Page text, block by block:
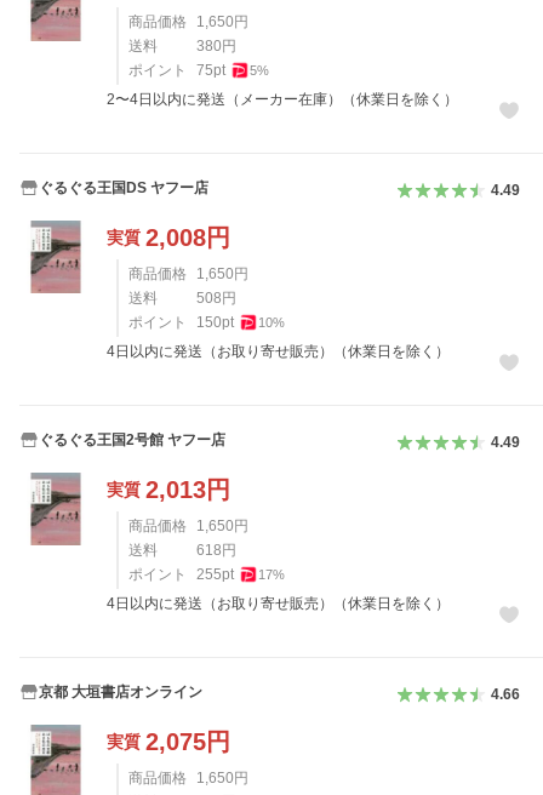
商品価格 1,650 円
送料
380 円
ポイント
75pt 5%
2〜4日以内に発送（メーカー在庫）（休業日を除く）
ぐるぐる王国DS ヤフー店 4.49
実質 2,008円
商品価格 1,650 円
送料
508 円
ポイント
150pt 10%
4日以内に発送（お取り寄せ販売）（休業日を除く）
ぐるぐる王国2号館 ヤフー店 4.49
実質 2,013円
商品価格 1,650 円
送料
618 円
ポイント
255pt 17%
4日以内に発送（お取り寄せ販売）（休業日を除く）
京都 大垣書店オンライン 4.66
実質 2,075円
商品価格 1,650 円